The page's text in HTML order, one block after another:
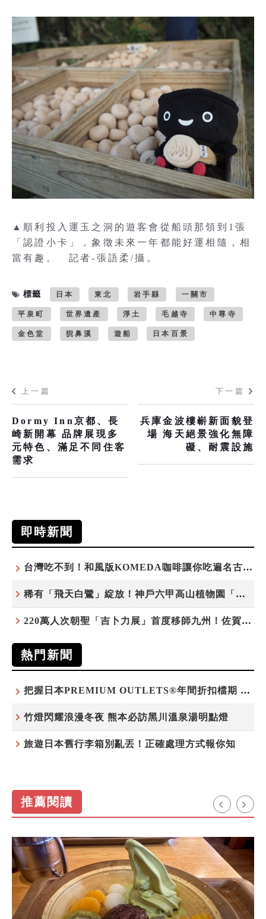
▲順利投入運玉之洞的遊客會從船頭那領到1張
「認證小卡」，象徵未來一年都能好運相隨，相
當有趣。 記者-張語柔/攝。
標籤 日本 東北 岩手縣 一關市
平泉町 世界遺產 淨土 毛越寺 中尊寺
金色堂 猊鼻溪 遊船 日本百景
上一篇
Dormy Inn京都、長
崎新開幕 品牌展現多
元特色、滿足不同住客
需求
下一篇
兵庫金波樓嶄新面貌登
場 海天絕景強化無障
礙、耐震設施
即時新聞
台灣吃不到！和風版KOMEDA咖啡讓你吃遍名古屋在地美食
稀有「飛天白鷺」綻放！神戶六甲高山植物園「鷺草」珍貴現身
220萬人次朝聖「吉卜力展」首度移師九州！佐賀站早鳥平日套票8/10搶先開賣
熱門新聞
把握日本PREMIUM OUTLETS®年間折扣檔期 越買越划算
竹燈閃耀浪漫冬夜 熊本必訪黑川溫泉湯明點燈
旅遊日本舊行李箱別亂丟！正確處理方式報你知
推薦閱讀